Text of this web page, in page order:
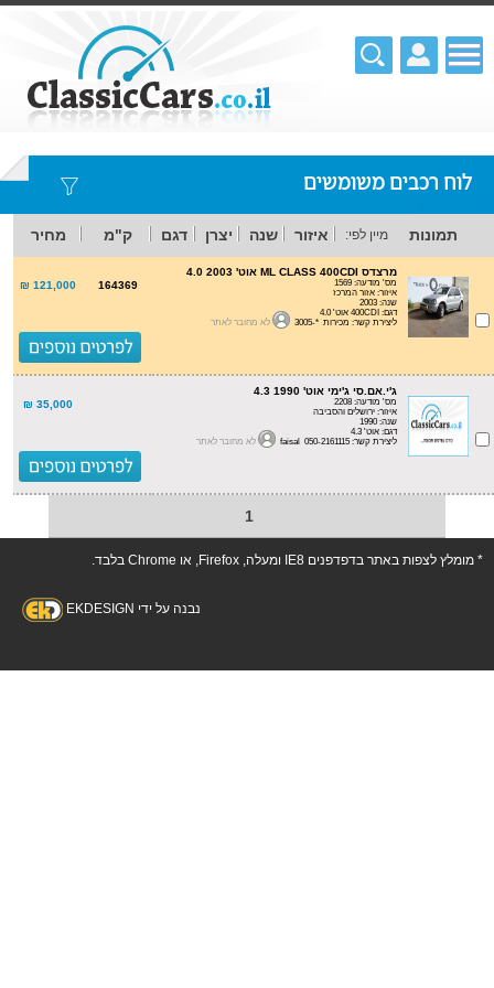
לוח רכבים משומשים
תמונות מיין לפי: איזור שנה יצרן דגם ק"מ מחיר
מרצדס ML CLASS 400CDI אוט' 4.0 2003
מס' מודעה: 1569
איזור: אזור המרכז
שנה: 2003
דגם: 400CDI אוט' 4.0
ליצירת קשר: מכירות *-3005
לא מחובר לאתר
164369
121,000 ₪
ג'י.אם.סי ג'ימי אוט' 4.3 1990
מס' מודעה: 2208
איזור: ירושלים והסביבה
שנה: 1990
דגם: אוט' 4.3
ליצירת קשר: faisal 050-2161115
לא מחובר לאתר
35,000 ₪
1
* מומלץ לצפות באתר בדפדפנים IE8 ומעלה, Firefox, או Chrome בלבד.
נבנה על ידי EKDESIGN